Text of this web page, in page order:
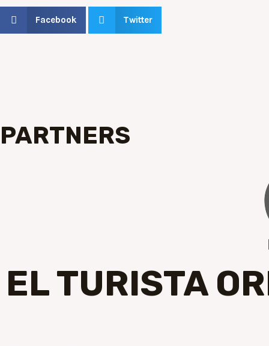
Facebook Twitter
PARTNERS
EL TURISTA